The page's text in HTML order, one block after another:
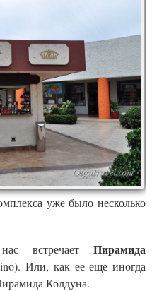
уже было несколько
встречает Пирамида
Или, как ее еще иногда
Колдуна.